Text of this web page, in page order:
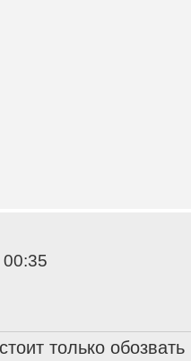
00:35
только